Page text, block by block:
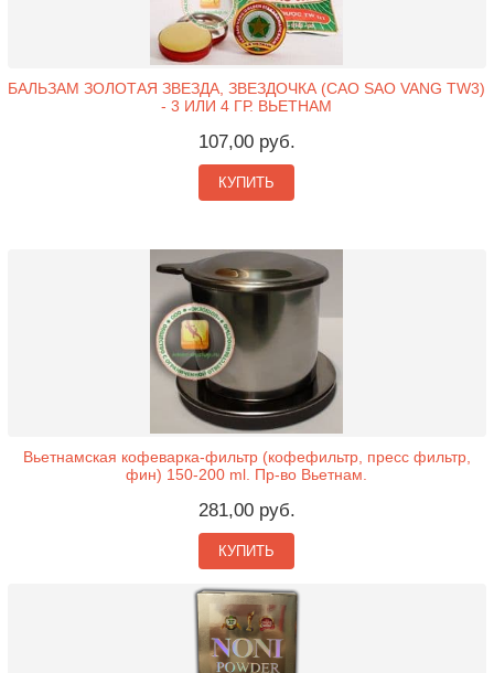
БАЛЬЗАМ ЗОЛОТАЯ ЗВЕЗДА, ЗВЕЗДОЧКА (CAO SAO VANG TW3)
- 3 ИЛИ 4 ГР. ВЬЕТНАМ
107,00 руб.
КУПИТЬ
Вьетнамская кофеварка-фильтр (кофефильтр, пресс фильтр,
фин) 150-200 ml. Пр-во Вьетнам.
281,00 руб.
КУПИТЬ